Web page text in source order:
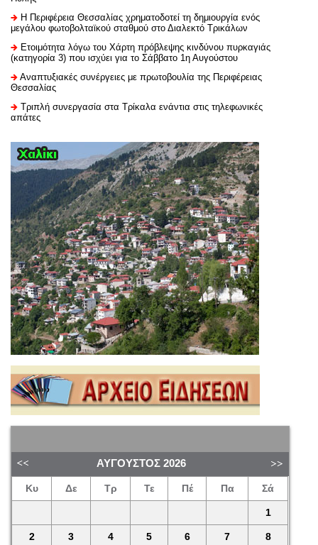
H Περιφέρεια Θεσσαλίας χρηματοδοτεί τη δημιουργία ενός
μεγάλου φωτοβολταϊκού σταθμού στο Διαλεκτό Τρικάλων
Ετοιμότητα λόγω του Χάρτη πρόβλεψης κινδύνου πυρκαγιάς
(κατηγορία 3) που ισχύει για το Σάββατο 1η Αυγούστου
Αναπτυξιακές συνέργειες με πρωτοβουλία της Περιφέρειας
Θεσσαλίας
Τριπλή συνεργασία στα Τρίκαλα ενάντια στις τηλεφωνικές
απάτες
ΑΎΓΟΥΣΤΟΣ 2026
Κυ Δε Τρ Τε Πέ Πα Σά
1
2 3 4 5 6 7 8